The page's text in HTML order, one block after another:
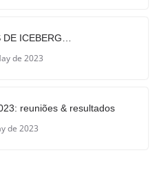
DE ICEBERG…
de 2023
reuniões & resultados
de 2023